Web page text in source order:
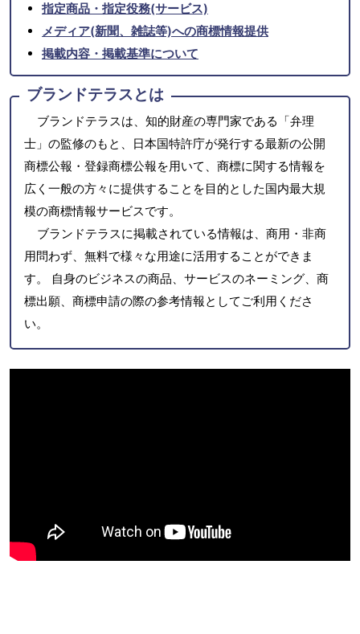
指定商品・指定役務(サービス)
メディア(新聞、雑誌等)への商標情報提供
掲載内容・掲載基準について
ブランドテラスとは
ブランドテラスは、知的財産の専門家である「弁理
士」の監修のもと、日本国特許庁が発行する最新の公開
商標公報・登録商標公報を用いて、商標に関する情報を
広く一般の方々に提供することを目的とした国内最大規
模の商標情報サービスです。
ブランドテラスに掲載されている情報は、商用・非商
用問わず、無料で様々な用途に活用することができま
す。 自身のビジネスの商品、サービスのネーミング、商
標出願、商標申請の際の参考情報としてご利用くださ
い。